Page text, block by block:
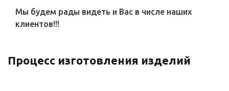
Мы будем рады видеть и Вас в числе наших
клиентов!!!
Процесс изготовления изделий